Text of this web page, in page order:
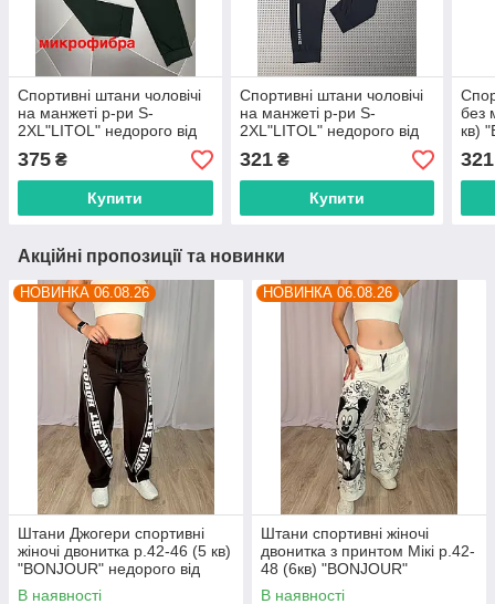
Спортивні штани чоловічі
на манжеті р-ри S-
2XL"LITOL" недорого від
прямого постачальника
375 ₴
Купити
Спортивні штани чоловічі
на манжеті р-ри S-
2XL"LITOL" недорого від
прямого постачальника
321₴
Купити
без
кв)
від
321
Акційні пропозиції та новинки
НОВИНКА 06.08.26
Штани Джогери спортивні
жіночі двонитка р.42-46 (5 кв)
"BONJOUR" недорого від
прямого постачальника
В наявності
НОВИНКА 06.08.26
Штани спортивні жіночі
двонитка з принтом Мікі р.42-
48 (6кв) "BONJOUR"
недорого від прямого
В наявності